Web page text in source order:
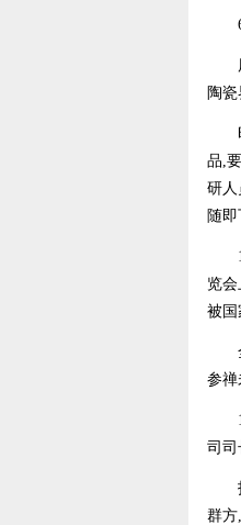
60
历
陶
时
品,
研人
随
览
被国
全
参禅
司司
技
群方